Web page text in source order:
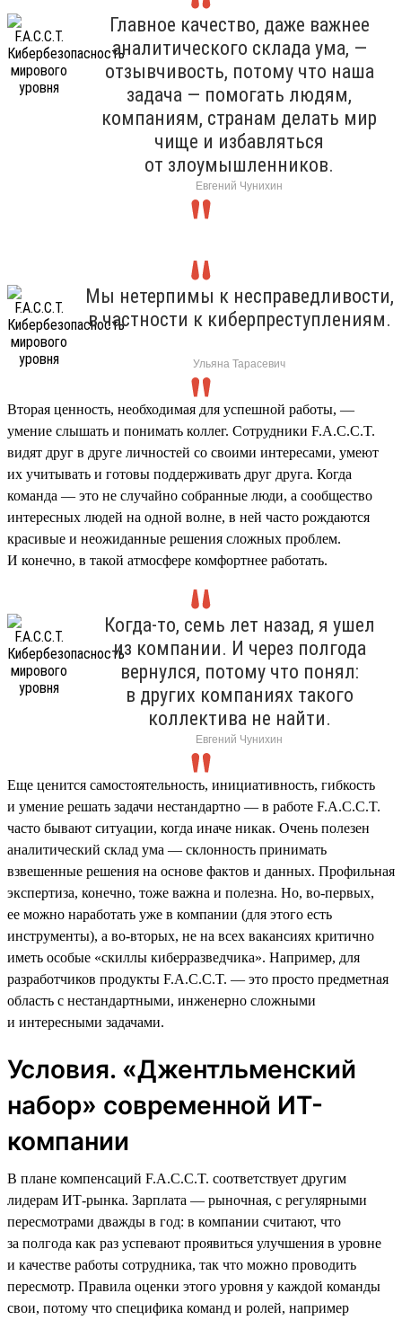
Главное качество, даже важнее
аналитического склада ума, —
отзывчивость, потому что наша
задача — помогать людям,
компаниям, странам делать мир
чище и избавляться
от злоумышленников.
Евгений Чунихин
Мы нетерпимы к несправедливости,
в частности к киберпреступлениям.
Ульяна Тарасевич
Вторая ценность, необходимая для успешной работы, —
умение слышать и понимать коллег. Сотрудники F.A.C.C.T.
видят друг в друге личностей со своими интересами, умеют
их учитывать и готовы поддерживать друг друга. Когда
команда — это не случайно собранные люди, а сообщество
интересных людей на одной волне, в ней часто рождаются
красивые и неожиданные решения сложных проблем.
И конечно, в такой атмосфере комфортнее работать.
Когда-то, семь лет назад, я ушел
из компании. И через полгода
вернулся, потому что понял:
в других компаниях такого
коллектива не найти.
Евгений Чунихин
Еще ценится самостоятельность, инициативность, гибкость
и умение решать задачи нестандартно — в работе F.A.C.C.T.
часто бывают ситуации, когда иначе никак. Очень полезен
аналитический склад ума — склонность принимать
взвешенные решения на основе фактов и данных. Профильная
экспертиза, конечно, тоже важна и полезна. Но, во-первых,
ее можно наработать уже в компании (для этого есть
инструменты), а во-вторых, не на всех вакансиях критично
иметь особые «скиллы киберразведчика». Например, для
разработчиков продукты F.A.C.C.T. — это просто предметная
область с нестандартными, инженерно сложными
и интересными задачами.
Условия. «Джентльменский
набор» современной ИТ-
компании
В плане компенсаций F.A.C.C.T. соответствует другим
лидерам ИТ-рынка. Зарплата — рыночная, с регулярными
пересмотрами дважды в год: в компании считают, что
за полгода как раз успевают проявиться улучшения в уровне
и качестве работы сотрудника, так что можно проводить
пересмотр. Правила оценки этого уровня у каждой команды
свои, потому что специфика команд и ролей, например